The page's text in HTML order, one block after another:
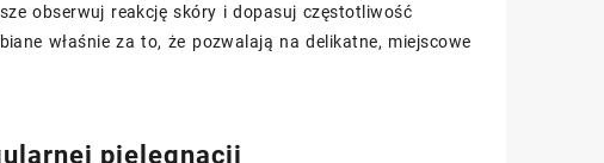
obserwuj reakcję skóry i dopasuj częstotliwość
właśnie za to, że pozwalają na delikatne, miejscowe
pielęgnacji